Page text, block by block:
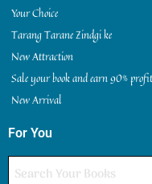
Your Choice
Tarang Tarane Zindgi ke
New Attraction
Sale your book and earn 90% profit
New Arrival
For You